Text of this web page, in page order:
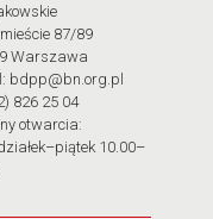
87/89
Warszawa
bdpp@bn.org.pl
826 25 04
otwarcia:
10.00–